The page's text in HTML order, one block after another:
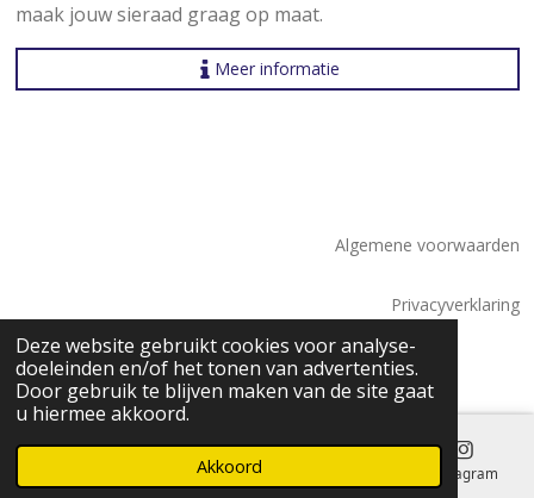
Deze website gebruikt cookies voor analyse-
doeleinden en/of het tonen van advertenties.
Door gebruik te blijven maken van de site gaat
u hiermee akkoord.
Akkoord
maak jouw sieraad graag op maat.
Meer informatie
Algemene voorwaarden
Privacyverklaring
© 2026 Saskia Tossaint Maastricht
Telefoonnummer Instagram